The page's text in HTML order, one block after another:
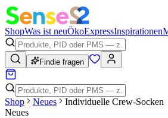
ShopWas ist neuÖkoExpressInspirationen
Findie fragen
Shop Neues
Individuelle Crew-Socken
Neues